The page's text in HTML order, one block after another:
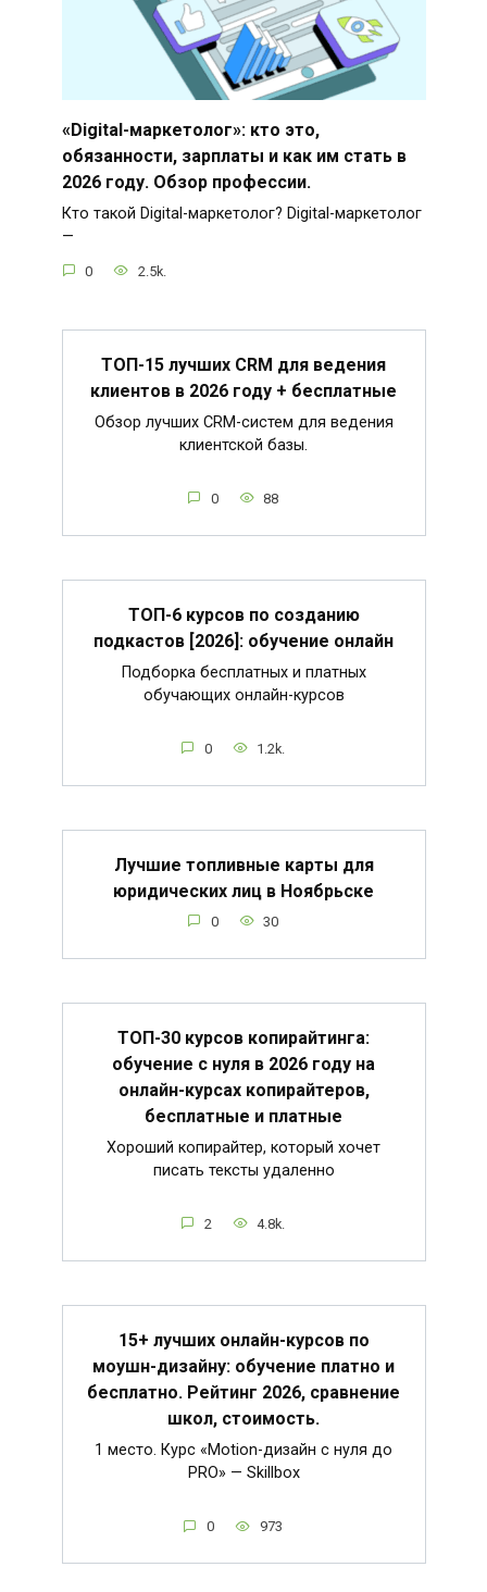
«Digital-маркетолог»: кто это,
обязанности, зарплаты и как им стать в
2026 году. Обзор профессии.
Кто такой Digital-маркетолог? Digital-маркетолог
—
0 2.5k.
ТОП-15 лучших CRM для ведения
клиентов в 2026 году + бесплатные
Обзор лучших CRM-систем для ведения
клиентской базы.
0 88
ТОП-6 курсов по созданию
подкастов [2026]: обучение онлайн
Подборка бесплатных и платных
обучающих онлайн-курсов
0 1.2k.
Лучшие топливные карты для
юридических лиц в Ноябрьске
0 30
ТОП-30 курсов копирайтинга:
обучение с нуля в 2026 году на
онлайн-курсах копирайтеров,
бесплатные и платные
Хороший копирайтер, который хочет
писать тексты удаленно
2 4.8k.
15+ лучших онлайн-курсов по
моушн-дизайну: обучение платно и
бесплатно. Рейтинг 2026, сравнение
школ, стоимость.
1 место. Курс «Motion-дизайн с нуля до
PRO» — Skillbox
0 973